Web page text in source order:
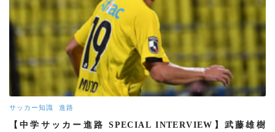
サッカー知識 進路
【中学サッカー進路 SPECIAL INTERVIEW】武藤雄樹